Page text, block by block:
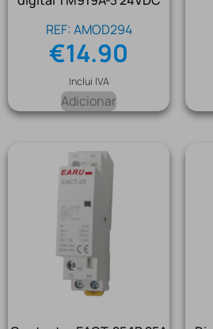
REF: AMOD294
€14.90
Inclui IVA
Adicionar